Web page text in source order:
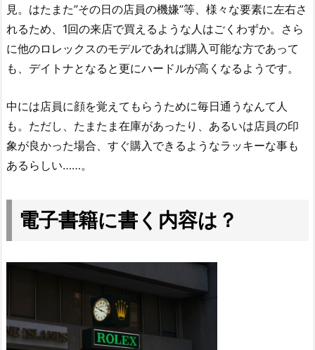
見。はたまた”その日の店員の機嫌”等、様々な要素に左右さ
れるため、1回の来店で買えるような人はごくわずか。さら
に他のロレックスのモデルであれば購入可能な方であって
も、デイトナとなると更にハードルが高くなるようです。
中には店員に顔を覚えてもらうために毎日通うなんて人
も。ただし、たまたま在庫があったり、あるいは店員の印
象が良かった場合、すぐ購入できるようなラッキーな事も
あるらしい……。
電子書籍に書く内容は？